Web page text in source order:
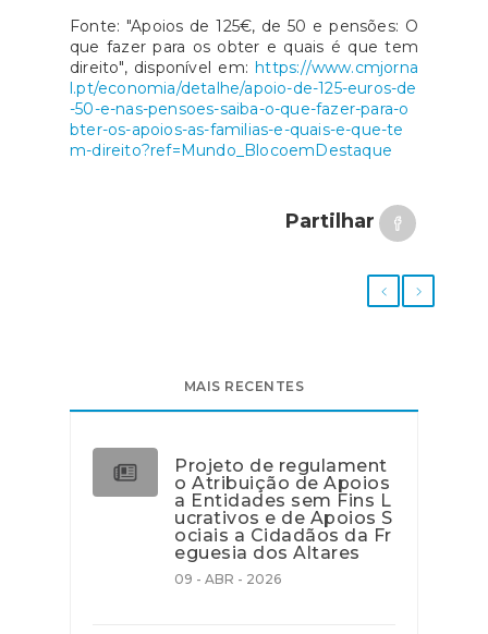
Fonte: "Apoios de 125€, de 50 e pensões: O
que fazer para os obter e quais é que tem
direito", disponível em: https://www.cmjorna
l.pt/economia/detalhe/apoio-de-125-euros-de
-50-e-nas-pensoes-saiba-o-que-fazer-para-o
bter-os-apoios-as-familias-e-quais-e-que-te
m-direito?ref=Mundo_BlocoemDestaque
Partilhar
MAIS RECENTES
Projeto de regulament
o Atribuição de Apoios
a Entidades sem Fins L
ucrativos e de Apoios S
ociais a Cidadãos da Fr
eguesia dos Altares
09 - ABR - 2026